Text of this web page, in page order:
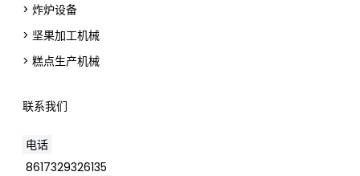
> 炸炉设备
> 坚果加工机械
> 糕点生产机械
联系我们
电话
8617329326135